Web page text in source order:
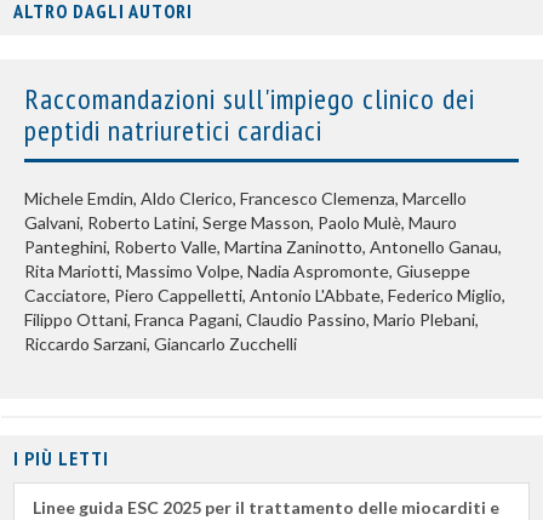
ALTRO DAGLI AUTORI
Raccomandazioni sull'impiego clinico dei
peptidi natriuretici cardiaci
Michele Emdin, Aldo Clerico, Francesco Clemenza, Marcello
Galvani, Roberto Latini, Serge Masson, Paolo Mulè, Mauro
Panteghini, Roberto Valle, Martina Zaninotto, Antonello Ganau,
Rita Mariotti, Massimo Volpe, Nadia Aspromonte, Giuseppe
Cacciatore, Piero Cappelletti, Antonio L'Abbate, Federico Miglio,
Filippo Ottani, Franca Pagani, Claudio Passino, Mario Plebani,
Riccardo Sarzani, Giancarlo Zucchelli
I PIÙ LETTI
Linee guida ESC 2025 per il trattamento delle miocarditi e